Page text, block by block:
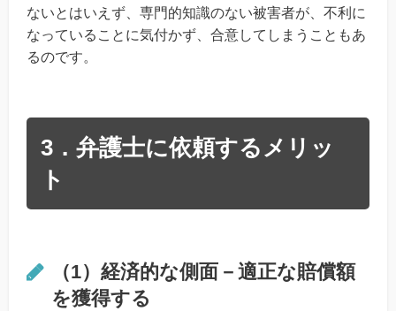
ないとはいえず、専門的知識のない被害者が、不利に
なっていることに気付かず、合意してしまうこともあ
るのです。
3．弁護士に依頼するメリッ
ト
（1）経済的な側面－適正な賠償額
を獲得する